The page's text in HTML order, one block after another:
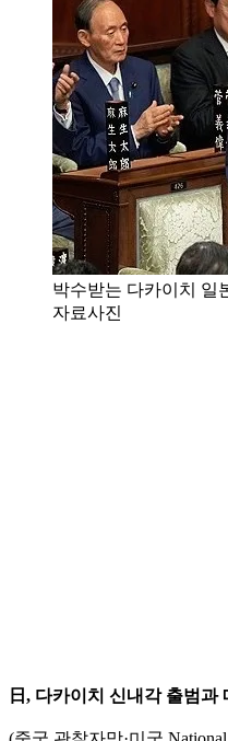
박수받는 다카이치 일
자료사진
日, 다카이치 신내각 출범과